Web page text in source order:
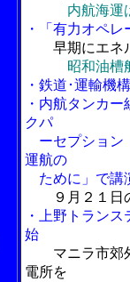
内航海運
・「有力オペ
早期にエネ
昭和油
・鉄道･運輸機
・内航タンカ
クパ
ーセプション
運航の
ために」で講
９月２１日
・上野トラン
始
マニラ市郊
電所を